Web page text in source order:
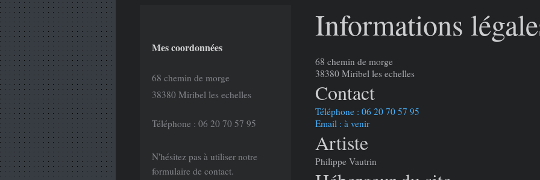
Informations
68 chemin de morge
38380 Miribel les echelles
Contact
Téléphone : 06 20 70 57 95
Email : à venir
Artiste
Philippe Vautrin
Mes coordonnées
68 chemin de morge
38380 Miribel les echelles
Téléphone : 06 20 70 57 95
N'hésitez pas à utiliser notre
formulaire de contact.